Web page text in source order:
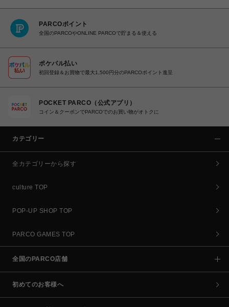
PARCOポイント
全国のPARCOやONLINE PARCOで貯まる＆使える
ポケパル払い
初回登録＆お買物で最大1,500円分のPARCOポイント進呈
POCKET PARCO（公式アプリ）
コイン＆クーポンでPARCOでのお買い物がオトクに
カテゴリー
全カテゴリーから探す
culture TOP
POP-UP SHOP TOP
PARCO GAMES TOP
全国のPARCO店舗
初めてのお客様へ